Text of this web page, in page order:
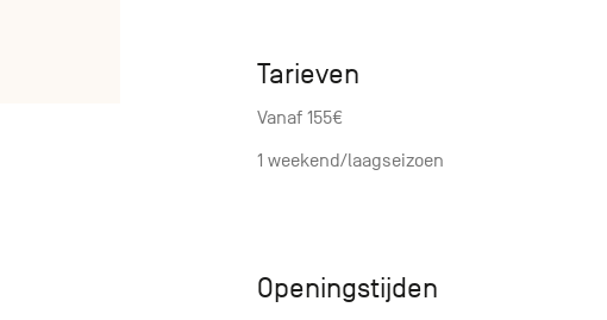
Tarieven
Vanaf 155€
1 weekend/laagseizoen
Openingstijden